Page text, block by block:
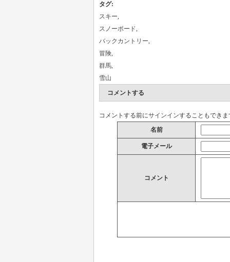
タグ:
スキー,
スノーボード,
バックカントリー,
冒険,
群馬,
雪山
コメントする
コメントする前にサインインすることもできま
名前
電子メール
コメント